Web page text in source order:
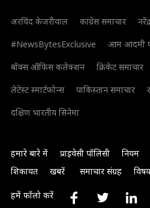
अरविंद केजरीवाल कांग्रेस समाचार
#NewsBytesExclusive
आम आदमी
बॉक्स ऑफिस कलेक्शन
क्रिकेट समाचार
लेटेस्ट स्मार्टफोन्स
पाकिस्तान समाचार
दक्षिण भारतीय सिनेमा
हमारे बारे में प्राइवेसी पॉलिसी नियम
शिकायत
खबरें समाचार संग्रह
हमें फॉलो करें